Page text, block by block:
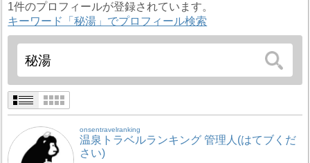
1件のプロフィールが登録されています。
キーワード「秘湯」でプロフィール検索
onsentravelranking
温泉トラベルランキング 管理人(はてブくだ
さい)